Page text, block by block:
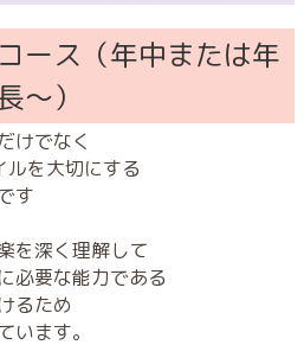
ース（年中または年
〜）
けでなく
ルを大切にする
す
を深く理解して
必要な能力である
るため
います。